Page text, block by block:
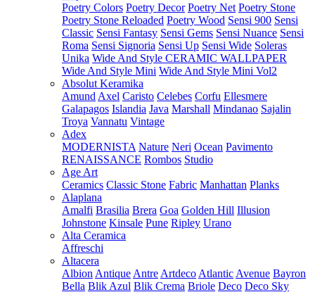
Poetry Colors Poetry Decor Poetry Net Poetry Stone
Poetry Stone Reloaded Poetry Wood Sensi 900 Sensi
Classic Sensi Fantasy Sensi Gems Sensi Nuance Sensi
Roma Sensi Signoria Sensi Up Sensi Wide Soleras
Unika Wide And Style CERAMIC WALLPAPER
Wide And Style Mini Wide And Style Mini Vol2
Absolut Keramika
Amund Axel Caristo Celebes Corfu Ellesmere
Galapagos Islandia Java Marshall Mindanao Sajalin
Troya Vannatu Vintage
Adex
MODERNISTA Nature Neri Ocean Pavimento
RENAISSANCE Rombos Studio
Age Art
Ceramics Classic Stone Fabric Manhattan Planks
Alaplana
Amalfi Brasilia Brera Goa Golden Hill Illusion
Johnstone Kinsale Pune Ripley Urano
Alta Ceramica
Affreschi
Altacera
Albion Antique Antre Artdeco Atlantic Avenue Bayron
Bella Blik Azul Blik Crema Briole Deco Deco Sky